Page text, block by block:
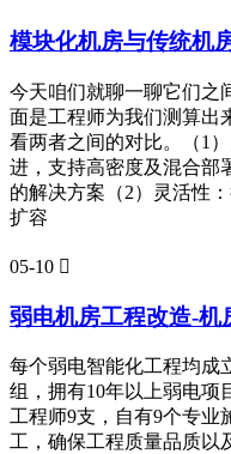
模块化机房与传统机
今天咱们就聊一聊它们之
面是工程师为我们测算出
看两者之间的对比。（1
进，支持高密度及混合部
的解决方案（2）灵活性
扩容
05-10 
弱电机房工程改造-机
每个弱电智能化工程均成
组，拥有10年以上弱电项
工程师9支，自有9个专业
工，确保工程质量品质以